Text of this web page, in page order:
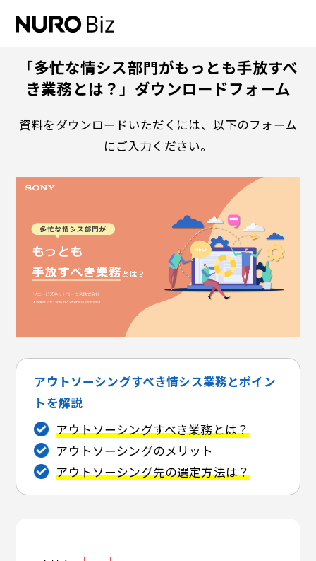
「多忙な情シス部門がもっとも手放すべ
き業務とは？」ダウンロードフォーム
資料をダウンロードいただくには、以下のフォーム
にご入力ください。
アウトソーシングすべき情シス業務とポイン
トを解説
アウトソーシングすべき業務とは？
アウトソーシングのメリット
アウトソーシング先の選定方法は？